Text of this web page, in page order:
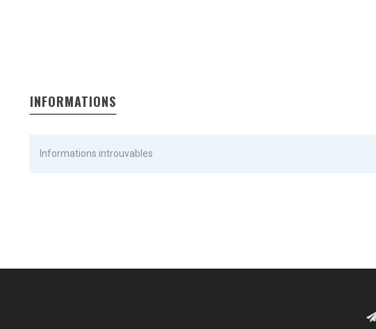
INFORMATIONS
Informations introuvables